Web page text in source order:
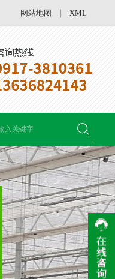
网站地图 XML